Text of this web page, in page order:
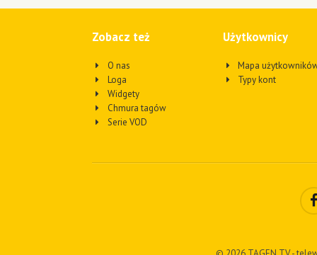
Zobacz też
O nas
Loga
Widgety
Chmura tagów
Serie VOD
Użytkownicy
Mapa
Typy kont